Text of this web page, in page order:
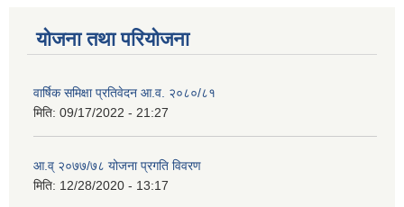
योजना तथा परियोजना
वार्षिक समिक्षा प्रतिवेदन आ.व. २०८०/८१
मिति: 09/17/2022 - 21:27
आ.व् २०७७/७८ योजना प्रगति विवरण
मिति: 12/28/2020 - 13:17